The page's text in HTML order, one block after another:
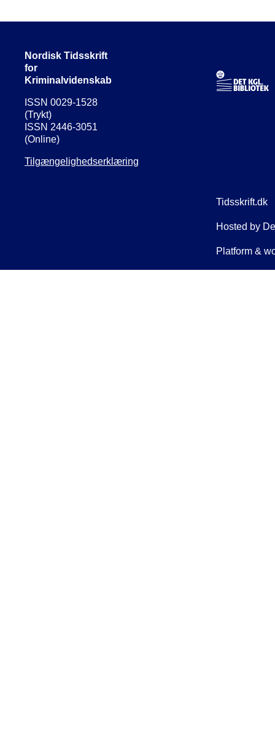
Nordisk Tidsskrift
for
Kriminalvidenskab
ISSN 0029-1528
(Trykt)
ISSN 2446-3051
(Online)
Tilgængelighedserklæring